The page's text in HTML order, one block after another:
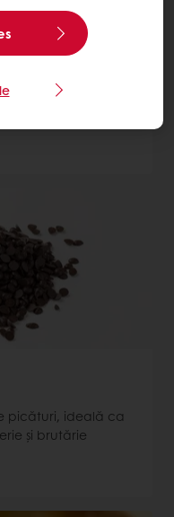
lactate care
picături, ideală ca
și brutărie